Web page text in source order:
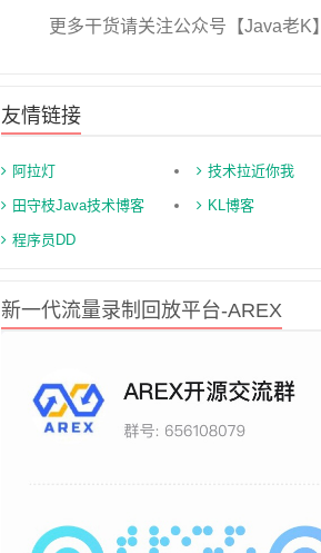
更多干货请关注公众号【Java老K】
友情链接
阿拉灯 技术拉近你我
田守枝Java技术博客 KL博客
程序员DD
新一代流量录制回放平台-AREX